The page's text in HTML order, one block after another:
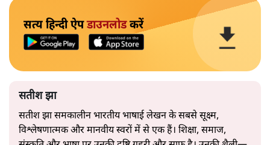
सत्य हिन्दी ऐपडाउनलोडकरें
सतीश झा
सतीश झा समकालीन भारतीय भाषाई लेखन के सबसे सूक्ष्म,
विश्लेषणात्मक और मानवीय स्वरों में से एक हैं। शिक्षा, समाज,